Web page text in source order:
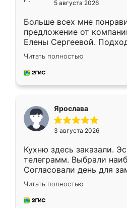
5 августа 2026
Больше всех мне
предложение от
Елены Сергеевой.
короткие сроки
для замера сотрудник
предложил по моему
Читать полностью
Ярослава
3 августа 2026
Кухню здесь заказали.
телеграмм. Выбрали
Согласовали день для
недели кухня была уже
довольны работой.
мебель за качественную
Читать полностью